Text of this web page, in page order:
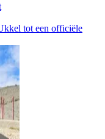
tot een officiële